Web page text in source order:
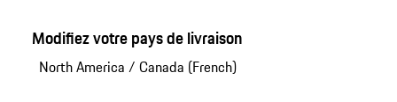
Modifiez votre pays de livraison
North America / Canada (French)